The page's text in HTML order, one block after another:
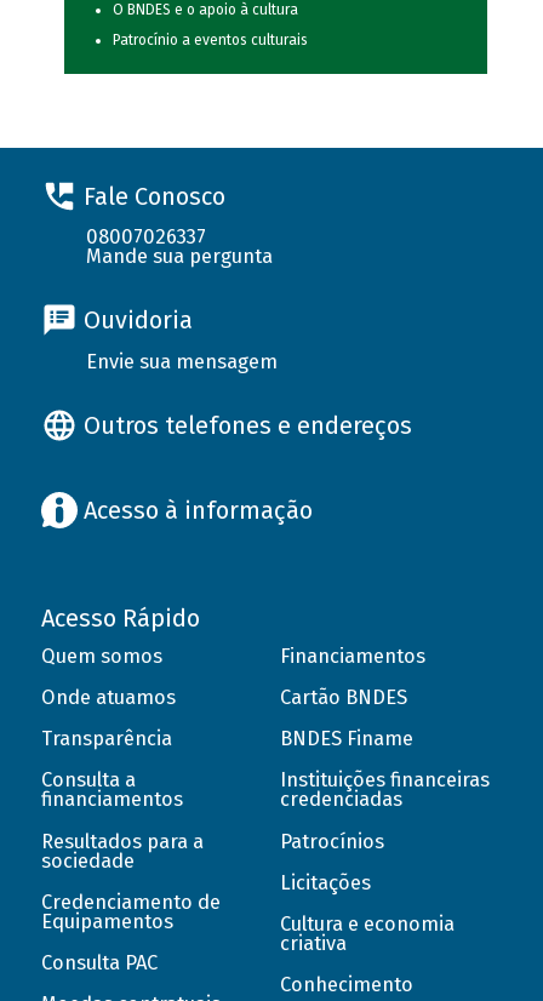
O BNDES e o apoio à cultura
Patrocínio a eventos culturais
Fale Conosco
08007026337
Mande sua pergunta
Ouvidoria
Envie sua mensagem
Outros telefones e endereços
Acesso à informação
Acesso Rápido
Quem somos
Onde atuamos
Transparência
Consulta a
financiamentos
Resultados para a
sociedade
Credenciamento de
Equipamentos
Consulta PAC
Financiamentos
Cartão BNDES
BNDES Finame
Instituições financeiras
credenciadas
Patrocínios
Licitações
Cultura e economia
criativa
Conhecimento